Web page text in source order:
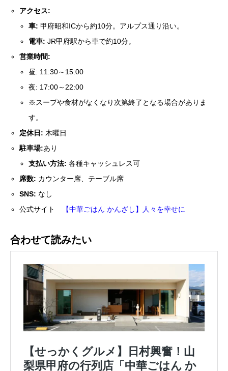
アクセス:
車: 甲府昭和ICから約10分。アルプス通り沿い。
電車: JR甲府駅から車で約10分。
営業時間:
昼: 11:30～15:00
夜: 17:00～22:00
※スープや食材がなくなり次第終了となる場合がありま
す。
定休日: 木曜日
駐車場:あり
支払い方法: 各種キャッシュレス可
席数: カウンター席、テーブル席
SNS: なし
公式サイト
【中華ごはん かんざし】人々を幸せに
合わせて読みたい